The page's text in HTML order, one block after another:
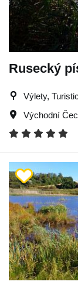
Rusecký
Výlety,
Východní